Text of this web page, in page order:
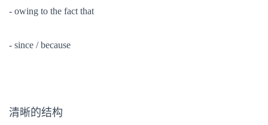
- owing to the fact that
- since / because
清晰的结构